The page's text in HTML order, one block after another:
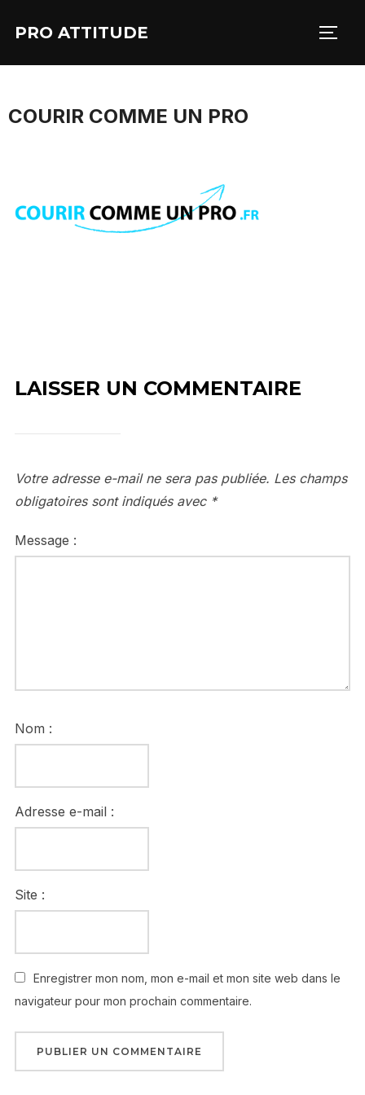
PRO ATTITUDE
COURIR COMME UN PRO
LAISSER UN COMMENTAIRE
Votre adresse e-mail ne sera pas publiée. Les champs
obligatoires sont indiqués avec *
Message :
Nom :
Adresse e-mail :
Site :
Enregistrer mon nom, mon e-mail et mon site web dans le
navigateur pour mon prochain commentaire.